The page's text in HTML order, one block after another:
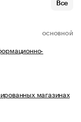
Все
ОСНОВНОЙ
магазинах